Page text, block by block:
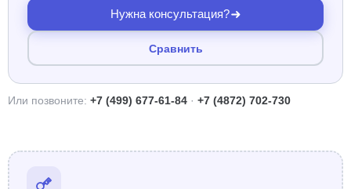
Нужна консультация?
Сравнить
Или позвоните: +7 (499) 677-61-84 · +7 (4872) 702-730